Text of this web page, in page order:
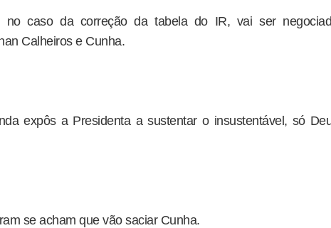
no caso da correção da tabela do IR, vai ser
Calheiros e Cunha.
expôs a Presidenta a sustentar o insustentável, só
se acham que vão saciar Cunha.